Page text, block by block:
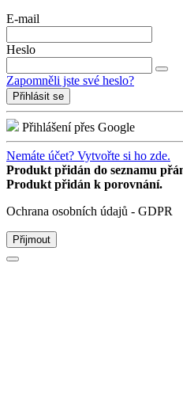
E-mail
Heslo
Zapomněli jste své heslo?
Přihlásit se
Přihlášení přes Google
Nemáte účet? Vytvořte si ho zde.
Produkt přidán do seznamu
Produkt přidán k porovnání.
Ochrana osobních údajů - GDPR
Přijmout